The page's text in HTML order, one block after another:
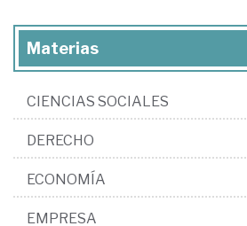
Materias
CIENCIAS SOCIALES
DERECHO
ECONOMÍA
EMPRESA